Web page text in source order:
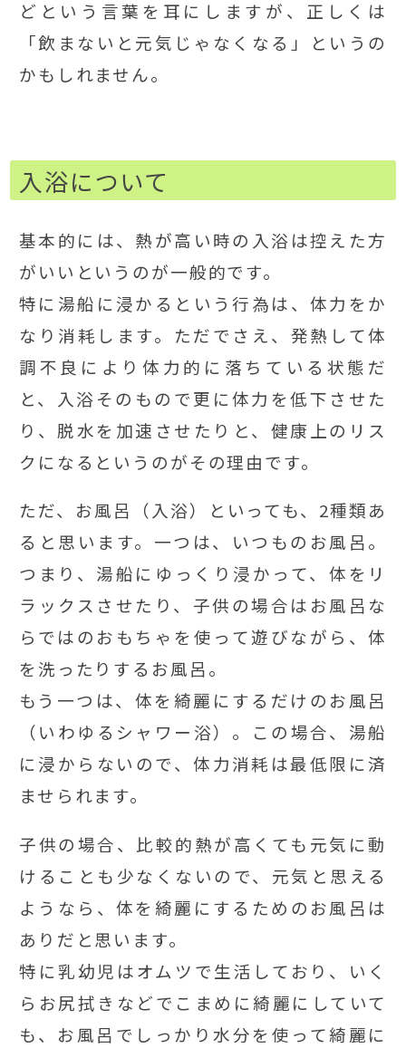
どという言葉を耳にしますが、正しくは
「飲まないと元気じゃなくなる」というの
かもしれません。
入浴について
基本的には、熱が高い時の入浴は控えた方
がいいというのが一般的です。
特に湯船に浸かるという行為は、体力をか
なり消耗します。ただでさえ、発熱して体
調不良により体力的に落ちている状態だ
と、入浴そのもので更に体力を低下させた
り、脱水を加速させたりと、健康上のリス
クになるというのがその理由です。
ただ、お風呂（入浴）といっても、2種類あ
ると思います。一つは、いつものお風呂。
つまり、湯船にゆっくり浸かって、体をリ
ラックスさせたり、子供の場合はお風呂な
らではのおもちゃを使って遊びながら、体
を洗ったりするお風呂。
もう一つは、体を綺麗にするだけのお風呂
（いわゆるシャワー浴）。この場合、湯船
に浸からないので、体力消耗は最低限に済
ませられます。
子供の場合、比較的熱が高くても元気に動
けることも少なくないので、元気と思える
ようなら、体を綺麗にするためのお風呂は
ありだと思います。
特に乳幼児はオムツで生活しており、いく
らお尻拭きなどでこまめに綺麗にしていて
も、お風呂でしっかり水分を使って綺麗に